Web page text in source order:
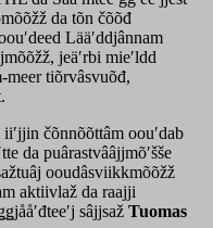
da tõn čõõđ
Lääʹddjânnam
jeäʹrbi mieʹldd
meer tiõrvâsvuõđ,
čõnnõõttâm oouʹdab
da puârastvââjjmõʹšše
ooudâsviikkmõõžž
aktiivlaž da raajji
sâjjsaž Tuomas